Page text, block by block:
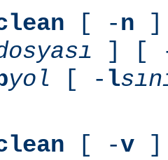
[ -n ]
] [
yol [ - l
[ -v ]